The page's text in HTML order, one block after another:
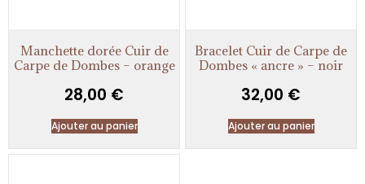
Manchette dorée Cuir de
Carpe de Dombes – orange
28,00 €
Ajouter au panier
Bracelet Cuir de Carpe de
Dombes « ancre » – noir
32,00 €
Ajouter au panier